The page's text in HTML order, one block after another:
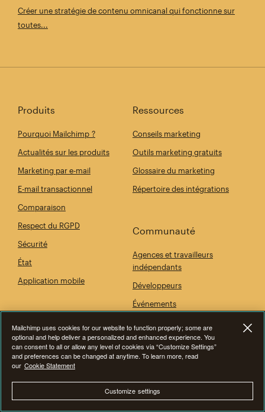
Créer une stratégie de contenu omnicanal qui fonctionne sur
toutes...
Produits
Pourquoi Mailchimp ?
Actualités sur les produits
Marketing par e-mail
E-mail transactionnel
Comparaison
Respect du RGPD
Sécurité
État
Application mobile
Ressources
Conseils marketing
Outils marketing gratuits
Glossaire du marketing
Répertoire des intégrations
Communauté
Agences et travailleurs
indépendants
Développeurs
Événements
Société
Notre histoire
Mailchimp uses cookies for our website to function properly; some are
optional and help deliver a personalized and enhanced experience. You
can consent to all or allow any level of cookies via “Customize Settings”
and preferences can be changed at anytime. To learn more, read
our Cookie Statement
Customize settings